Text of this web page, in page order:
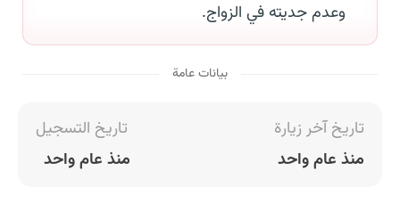
وعدم جديته في الزواج.
بيانات عامة
تاريخ آخر زيارة
منذ عام واحد
تاريخ التسجيل
منذ عام واحد